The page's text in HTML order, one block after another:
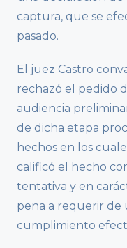
captura, que se
pasado.
El juez Castro
rechazó el pedido
audiencia
de dicha etapa
hechos en los
calificó el hecho
tentativa y en
pena a requerir de
cumplimiento